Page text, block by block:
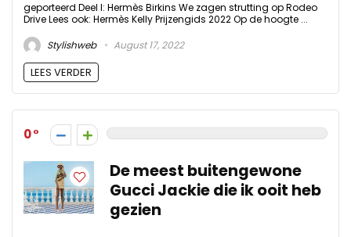
geporteerd Deel I: Hermès Birkins We zagen strutting op Rodeo
Drive Lees ook: Hermès Kelly Prijzengids 2022 Op de hoogte ...
Stylishweb
August 17, 2022
LEES VERDER
0
De meest buitengewone
Gucci Jackie die ik ooit heb
gezien